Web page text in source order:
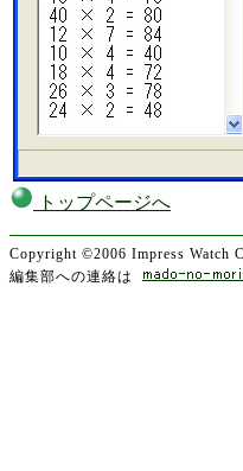
トップページへ
Copyright ©2006 Impress Watch
編集部への連絡は